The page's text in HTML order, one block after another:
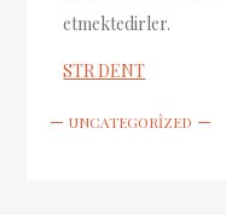
etmektedirler.
STR DENT
UNCATEGORIZED